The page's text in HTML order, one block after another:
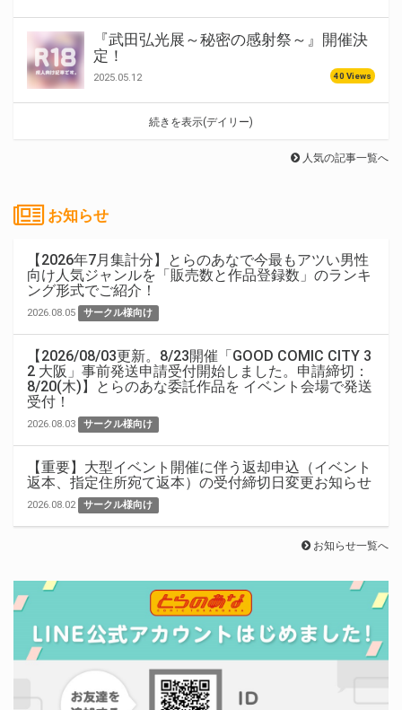
『武田弘光展～秘密の感射祭～』開催決
定！
2025.05.12 40 Views
続きを表示(デイリー)
人気の記事一覧へ
お知らせ
【2026年7月集計分】とらのあなで今最もアツい男性
向け人気ジャンルを「販売数と作品登録数」のランキ
ング形式でご紹介！
2026.08.05 サークル様向け
【2026/08/03更新。8/23開催「GOOD COMIC CITY 3
2 大阪」事前発送申請受付開始しました。申請締切：
8/20(木)】とらのあな委託作品を イベント会場で発送
受付！
2026.08.03 サークル様向け
【重要】大型イベント開催に伴う返却申込（イベント
返本、指定住所宛て返本）の受付締切日変更お知らせ
2026.08.02 サークル様向け
お知らせ一覧へ